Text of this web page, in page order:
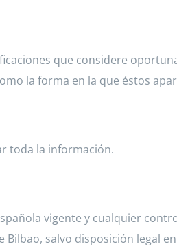
que considere
la forma en la que éstos
toda la información.
vigente y cualquier
Bilbao, salvo disposición legal